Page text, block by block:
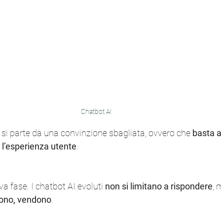
Chatbot AI
parte da una convinzione sbagliata, ovvero che basta
utente
fase. I chatbot AI evoluti non si limitano a rispondere ,
vendono